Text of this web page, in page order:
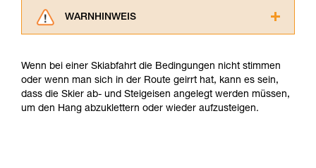
WARNHINWEIS
aufmerksam durch, bevor Sie diesen zu Rate
ziehen. Um diese Zusatzinformationen
verstehen zu können, müssen Sie zuerst die in
der Gebrauchsanweisung enthaltenen
Wenn bei einer Skiabfahrt die Bedingungen nicht stimmen
oder wenn man sich in der Route geirrt hat, kann es sein,
dass die Skier ab- und Steigeisen angelegt werden müssen,
um den Hang abzuklettern oder wieder aufzusteigen.